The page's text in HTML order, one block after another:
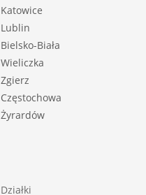
Katowice
Lublin
Bielsko-Biała
Wieliczka
Zgierz
Częstochowa
Żyrardów
Działki